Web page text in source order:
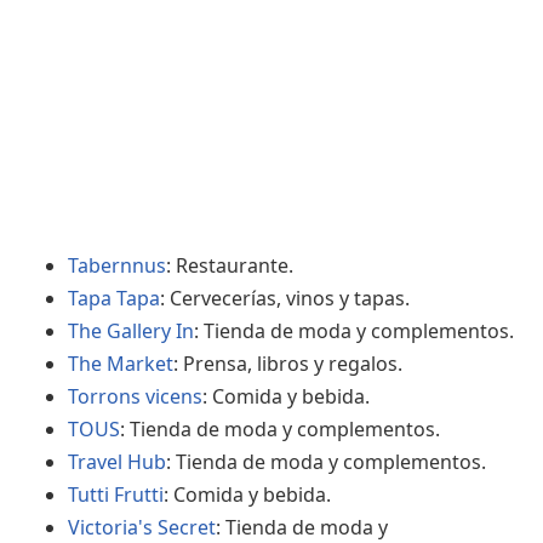
Tabernnus: Restaurante.
Tapa Tapa: Cervecerías, vinos y tapas.
The Gallery In: Tienda de moda y complementos.
The Market: Prensa, libros y regalos.
Torrons vicens: Comida y bebida.
TOUS: Tienda de moda y complementos.
Travel Hub: Tienda de moda y complementos.
Tutti Frutti: Comida y bebida.
Victoria's Secret: Tienda de moda y